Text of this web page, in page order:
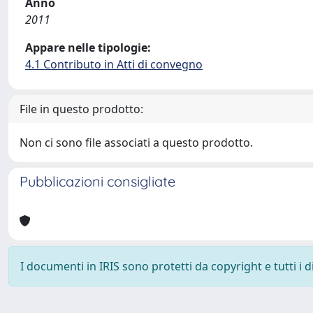
2011
Appare nelle tipologie:
4.1 Contributo in Atti di convegno
File in questo prodotto:
Non ci sono file associati a questo prodotto.
Pubblicazioni consigliate
I documenti in IRIS sono protetti da copyright e tutti i